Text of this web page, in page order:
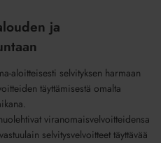
ja
aloitteisesti selvityksen harmaan
täyttämisestä omalta
viranomaisvelvoitteidensa
selvitysvelvoitteet täyttävää